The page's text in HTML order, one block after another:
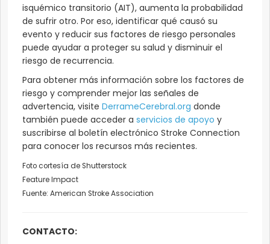
isquémico transitorio (AIT), aumenta la probabilidad
de sufrir otro. Por eso, identificar qué causó su
evento y reducir sus factores de riesgo personales
puede ayudar a proteger su salud y disminuir el
riesgo de recurrencia.
Para obtener más información sobre los factores de
riesgo y comprender mejor las señales de
advertencia, visite DerrameCerebral.org donde
también puede acceder a servicios de apoyo y
suscribirse al boletín electrónico Stroke Connection
para conocer los recursos más recientes.
Foto cortesía de Shutterstock
Feature Impact
Fuente: American Stroke Association
CONTACTO: